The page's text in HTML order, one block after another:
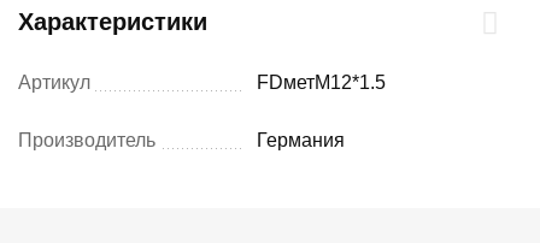
Характеристики
Артикул FDметМ12*1.5
Производитель Германия